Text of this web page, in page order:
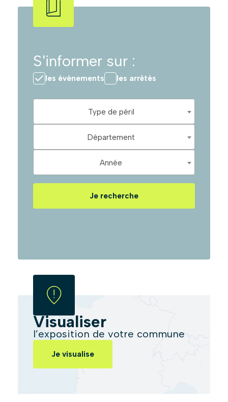
S'informer sur :
les événements les arrêtés
Type de péril
Département
Année
Je recherche
Visualiser
l’exposition de votre commune
Je visualise